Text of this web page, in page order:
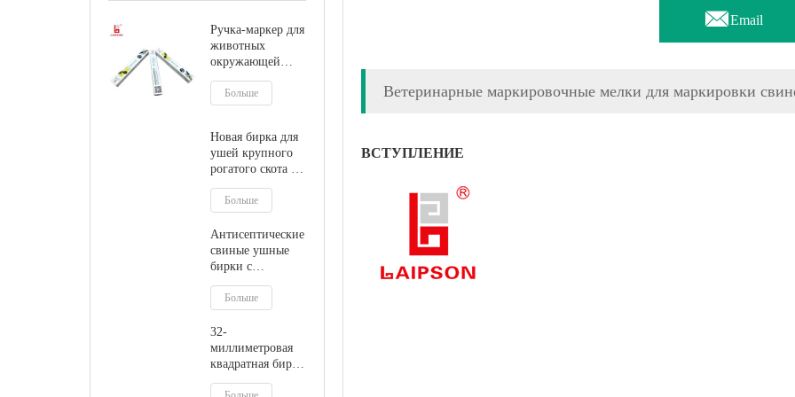
Ручка-маркер для
животных
окружающей
среды
Больше
Новая бирка для
ушей крупного
рогатого скота из
Больше
Антисептические
свиные ушные
бирки с
наконечником на
ферме
Больше
32-
миллиметровая
квадратная бирка
Email
Ветеринарные маркировочные мелки для маркировки
ВСТУПЛЕНИЕ